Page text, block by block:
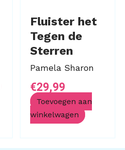
Fluister het
Tegen de
Sterren
(SMP
Limited
Edition)
Pamela Sharon
€29,99
Toevoegen aan
winkelwagen